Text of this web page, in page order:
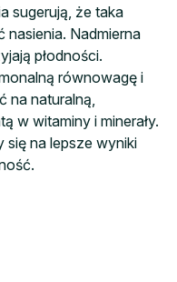
sugerują, że taka
Nadmierna
płodności.
równowagę i
na naturalną,
w witaminy i minerały.
się na lepsze wyniki